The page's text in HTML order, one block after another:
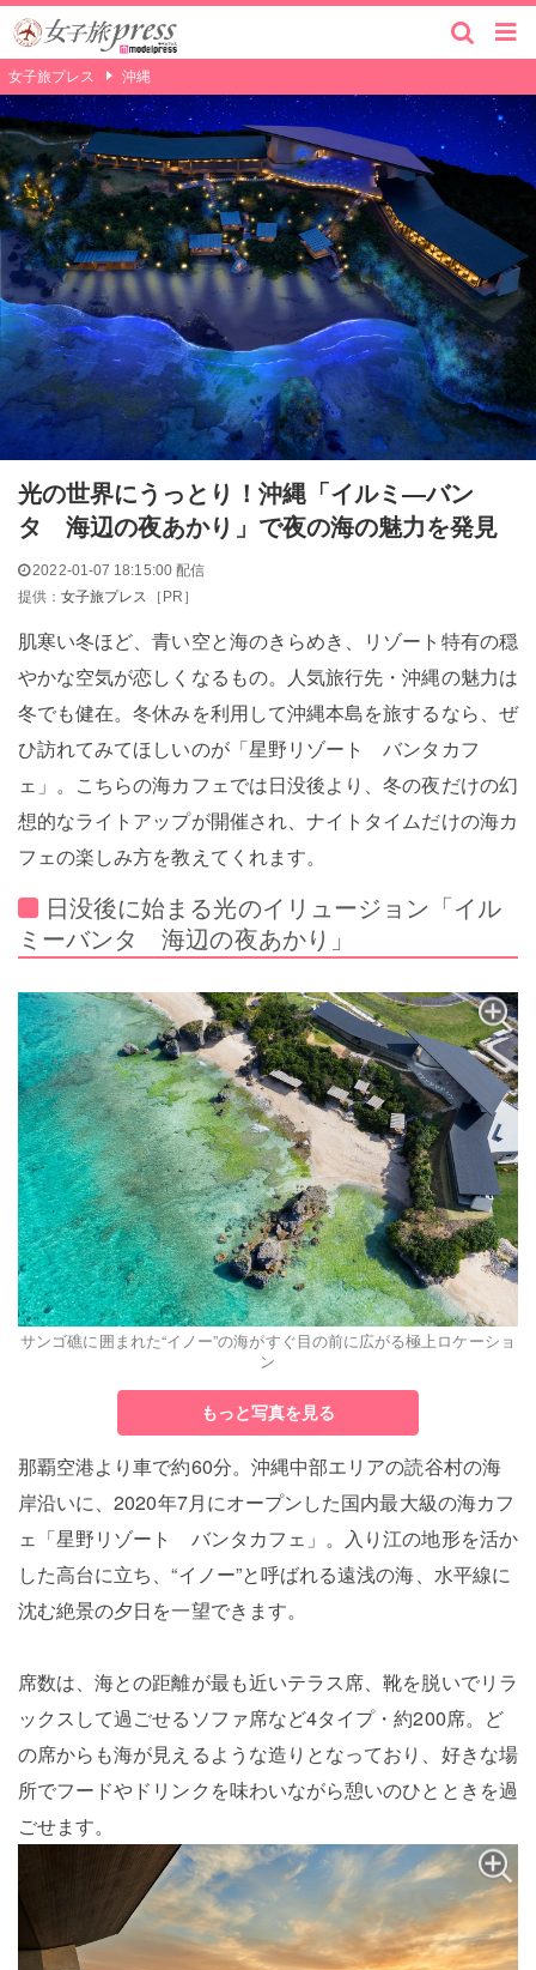
女子旅プレス 沖縄
光の世界にうっとり！沖縄「イルミ―バン
タ 海辺の夜あかり」で夜の海の魅力を発見
2022-01-07 18:15:00 配信
提供：女子旅プレス ［PR］
肌寒い冬ほど、青い空と海のきらめき、リゾート特有の穏
やかな空気が恋しくなるもの。人気旅行先・沖縄の魅力は
冬でも健在。冬休みを利用して沖縄本島を旅するなら、ぜ
ひ訪れてみてほしいのが「星野リゾート バンタカフ
ェ」。こちらの海カフェでは日没後より、冬の夜だけの幻
想的なライトアップが開催され、ナイトタイムだけの海カ
フェの楽しみ方を教えてくれます。
日没後に始まる光のイリュージョン「イル
ミーバンタ 海辺の夜あかり」
サンゴ礁に囲まれた“イノー”の海がすぐ目の前に広がる極上ロケーショ
ン
もっと写真を見る
那覇空港より車で約60分。沖縄中部エリアの読谷村の海
岸沿いに、2020年7月にオープンした国内最大級の海カフ
ェ「星野リゾート バンタカフェ」。入り江の地形を活か
した高台に立ち、“イノー”と呼ばれる遠浅の海、水平線に
沈む絶景の夕日を一望できます。
席数は、海との距離が最も近いテラス席、靴を脱いでリラ
ックスして過ごせるソファ席など4タイプ・約200席。ど
の席からも海が見えるような造りとなっており、好きな場
所でフードやドリンクを味わいながら憩いのひとときを過
ごせます。